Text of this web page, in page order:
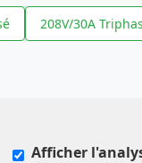
208V/30A
Afficher